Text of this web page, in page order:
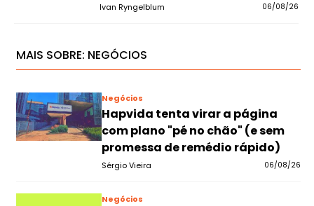
Ivan Ryngelblum 06/08/26
MAIS SOBRE: NEGÓCIOS
Negócios
Hapvida tenta virar a página
com plano "pé no chão" (e sem
promessa de remédio rápido)
Sérgio Vieira 06/08/26
Negócios